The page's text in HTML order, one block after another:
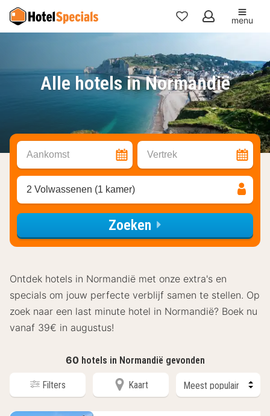
Mijn
menu
Alle hotels in Normandië
Aankomst Vertrek
2 Volwassenen (1 kamer)
Zoeken
Ontdek hotels in Normandië met onze extra's en
specials om jouw perfecte verblijf samen te stellen. Op
zoek naar een last minute hotel in Normandië? Boek nu
vanaf 39€ in augustus!
60 hotels in Normandië gevonden
Filters Kaart